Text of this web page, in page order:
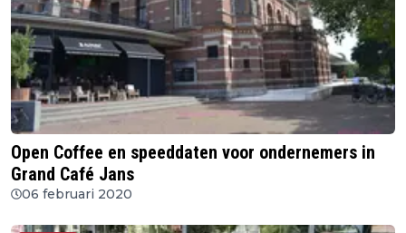
Open Coffee en speeddaten voor ondernemers in
Grand Café Jans
06 februari 2020